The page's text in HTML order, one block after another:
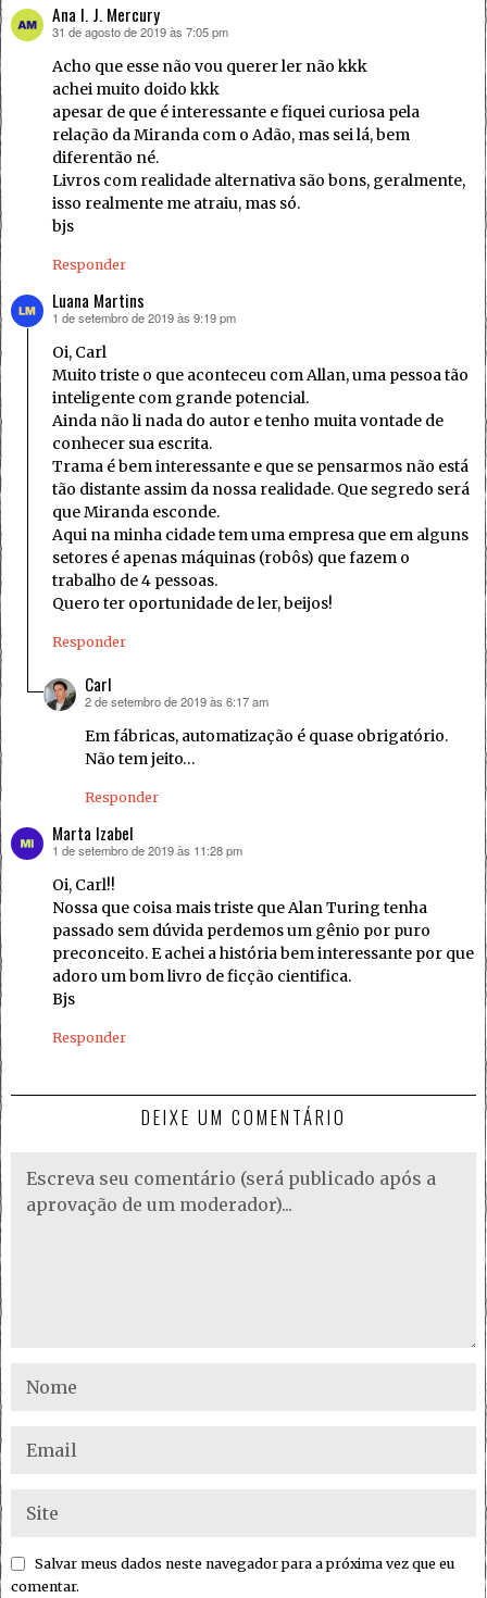
Ana I. J. Mercury
disse:
31 de agosto de 2019 às 7:05 pm
Acho que esse não vou querer ler não kkk
achei muito doido kkk
apesar de que é interessante e fiquei curiosa pela
relação da Miranda com o Adão, mas sei lá, bem
diferentão né.
Livros com realidade alternativa são bons, geralmente,
isso realmente me atraiu, mas só.
bjs
Responder
Luana Martins
disse:
1 de setembro de 2019 às 9:19 pm
Oi, Carl
Muito triste o que aconteceu com Allan, uma pessoa tão
inteligente com grande potencial.
Ainda não li nada do autor e tenho muita vontade de
conhecer sua escrita.
Trama é bem interessante e que se pensarmos não está
tão distante assim da nossa realidade. Que segredo será
que Miranda esconde.
Aqui na minha cidade tem uma empresa que em alguns
setores é apenas máquinas (robôs) que fazem o
trabalho de 4 pessoas.
Quero ter oportunidade de ler, beijos!
Responder
Carl
disse:
2 de setembro de 2019 às 6:17 am
Em fábricas, automatização é quase obrigatório.
Não tem jeito…
Responder
Marta Izabel
disse:
1 de setembro de 2019 às 11:28 pm
Oi, Carl!!
Nossa que coisa mais triste que Alan Turing tenha
passado sem dúvida perdemos um gênio por puro
preconceito. E achei a história bem interessante por que
adoro um bom livro de ficção cientifica.
Bjs
Responder
DEIXE UM COMENTÁRIO
Salvar meus dados neste navegador para a próxima vez que eu
comentar.